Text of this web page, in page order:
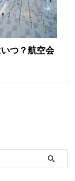
つ？航空会